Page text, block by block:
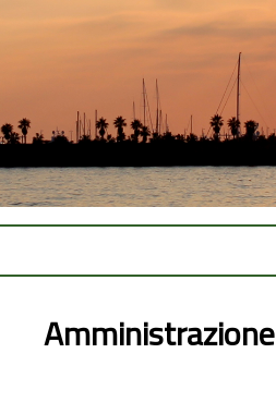
Amministrazione